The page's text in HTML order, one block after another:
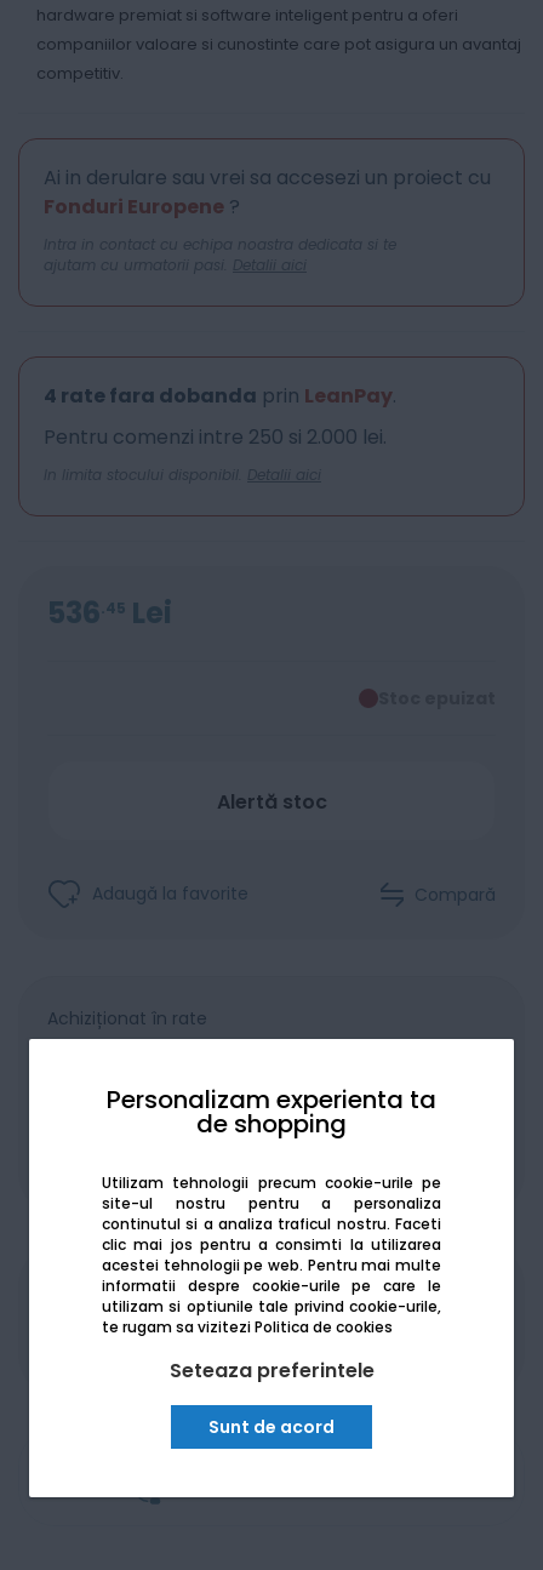
Personalizam experienta ta
de shopping
Utilizam tehnologii precum cookie-urile pe
site-ul nostru pentru a personaliza
continutul si a analiza traficul nostru. Faceti
clic mai jos pentru a consimti la utilizarea
acestei tehnologii pe web. Pentru mai multe
informatii despre cookie-urile pe care le
utilizam si optiunile tale privind cookie-urile,
te rugam sa viziteziPolitica de cookies
Seteaza preferintele
Sunt de acord
hardware premiat si software inteligent pentru a oferi
companiilor valoare si cunostinte care pot asigura un avantaj
competitiv.
Ai in derulare sau vrei sa accesezi un proiect cu
Fonduri Europene ?
Intra in contact cu echipa noastra dedicata si te
ajutam cu urmatorii pasi. Detalii aici
4 rate fara dobanda prin LeanPay.
Pentru comenzi intre 250 si 2.000 lei.
In limita stocului disponibil. Detalii aici
536 45 Lei
Alertă stoc
Adaugă la favorite Compară
Achiziționat în rate
Produsele sunt disponibile pe platforma de
achizitii publiceSEAP/SICAP